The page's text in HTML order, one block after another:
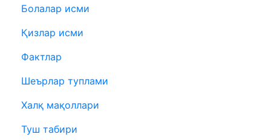
Болалар исми
Қизлар исми
Фактлар
Шеърлар туплами
Халқ мақоллари
Туш табири